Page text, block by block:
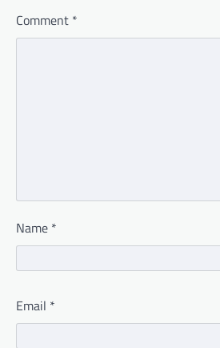
Comment *
Name *
Email *